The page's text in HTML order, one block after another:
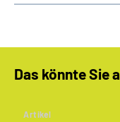
Das könnte Sie
Artikel